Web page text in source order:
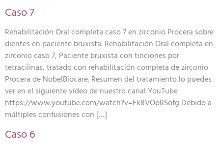
Caso 7
Rehabilitación Oral completa caso 7 en zirconio Procera sobre
dientes en paciente bruxista. Rehabilitación Oral completa en
zirconio caso 7, Paciente bruxista con tinciones por
tetracilinas, tratado con rehabilitación completa de zirconio
Procera de NobelBiocare. Resumen del tratamiento lo puedes
ver en el siguiente vídeo de nuestro canal YouTube
https://www.youtube.com/watch?v=Fk8VOpRSofg Debido a
múltiples confusiones con […]
Caso 6